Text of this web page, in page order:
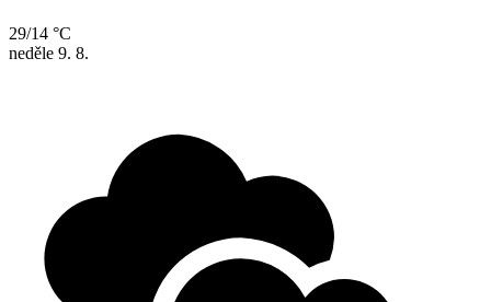
29/14 °C
neděle 9. 8.